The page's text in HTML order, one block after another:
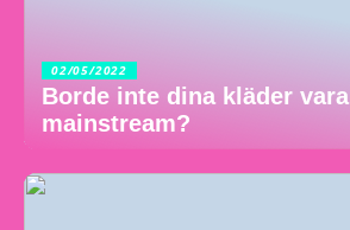
02/05/2022
Borde inte dina kläder vara
mainstream?